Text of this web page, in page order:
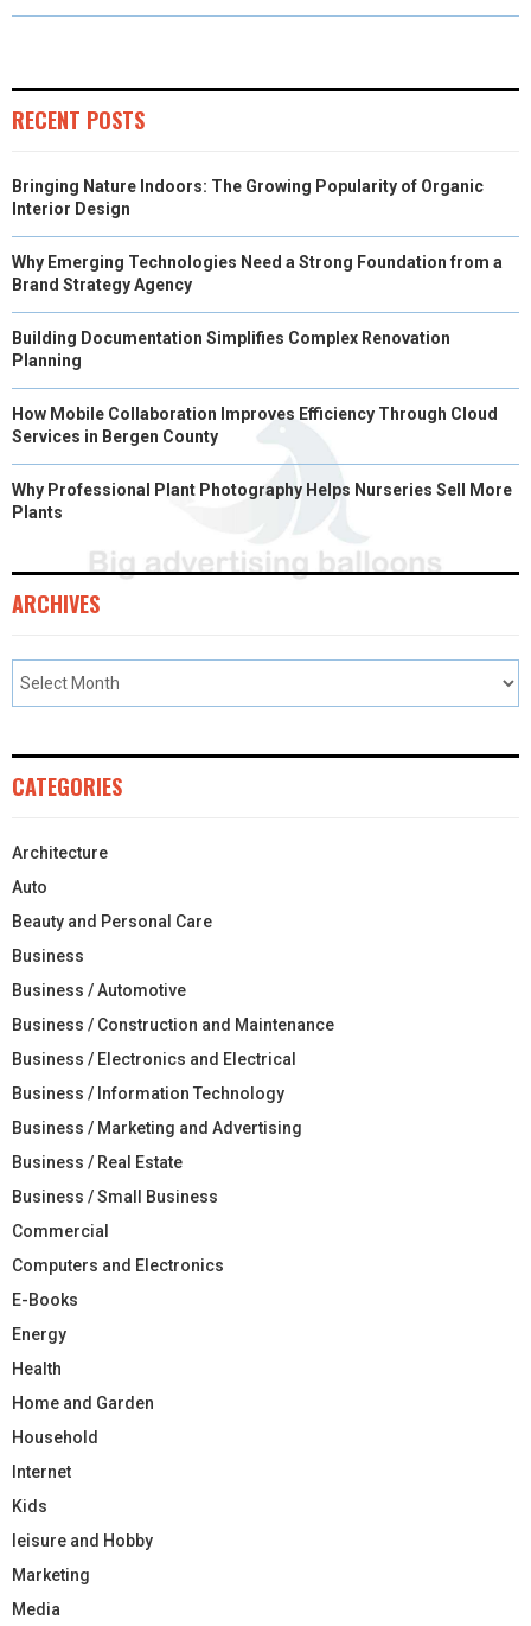
O
T
)
O
O O
R O
D O
RECENT POSTS
Bringing Nature Indoors: The Growing Popularity of Organic
Interior Design
Why Emerging Technologies Need a Strong Foundation from a
Brand Strategy Agency
Building Documentation Simplifies Complex Renovation
Planning
How Mobile Collaboration Improves Efficiency Through Cloud
Services in Bergen County
Why Professional Plant Photography Helps Nurseries Sell More
Plants
ARCHIVES
CATEGORIES
Architecture
Auto
Beauty and Personal Care
Business
Business / Automotive
Business / Construction and Maintenance
Business / Electronics and Electrical
Business / Information Technology
Business / Marketing and Advertising
Business / Real Estate
Business / Small Business
Commercial
Computers and Electronics
E-Books
Energy
Health
Home and Garden
Household
Internet
Kids
leisure and Hobby
Marketing
Media